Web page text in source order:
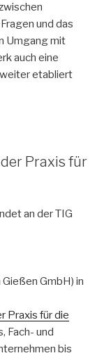
und das
Umgang mit
auch eine
etabliert
Praxis für
an der TIG
GmbH) in
Praxis für die
Fach- und
bis